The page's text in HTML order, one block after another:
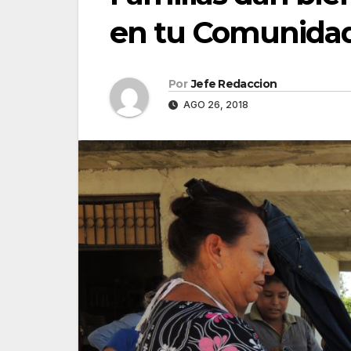
en tu
Por Jefe Redaccion
AGO 26, 2018